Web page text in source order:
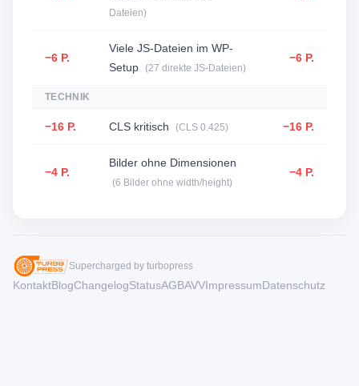
Dateien)
−6 P.
Viele JS-Dateien im WP-
Setup
(27 direkte JS-Dateien)
−6 P.
TECHNIK
−16 P. CLS kritisch (CLS 0.425) −16 P.
−4 P.
Bilder ohne Dimensionen
(6 Bilder ohne width/height)
−4 P.
Supercharged by turbopress
KontaktBlogChangelogStatusAGBAVVImpressumDatenschutz